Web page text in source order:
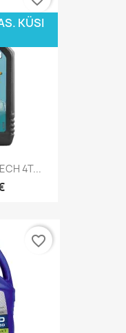
4T...
KÜSI
favorite_border